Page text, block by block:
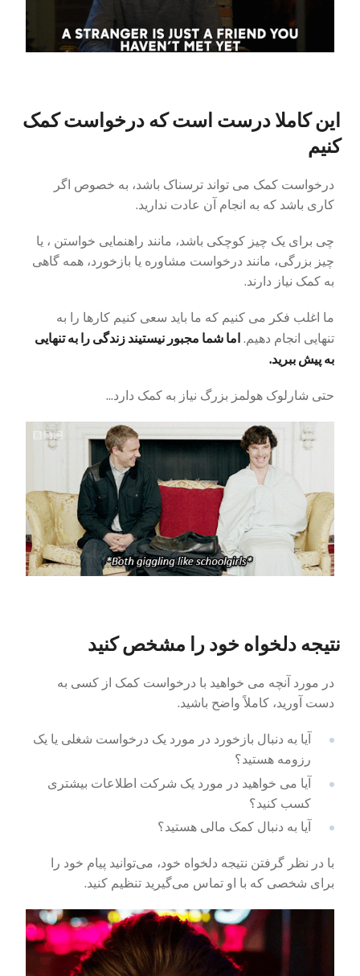
این کاملا درست است که درخواست کمک
کنیم
درخواست کمک می تواند ترسناک باشد، به خصوص اگر
کاری باشد که به انجام آن عادت ندارید.
چی برای یک چیز کوچکی باشد، مانند راهنمایی خواستن ، یا
چیز بزرگی، مانند درخواست مشاوره یا بازخورد، همه گاهی
به کمک نیاز دارند.
ما اغلب فکر می کنیم که ما باید سعی کنیم کارها را به
تنهایی انجام دهیم. اما شما مجبور نیستیند زندگی را به تنهایی
به پیش ببرید.
حتی شارلوک هولمز بزرگ نیاز به کمک دارد...
نتیجه دلخواه خود را مشخص کنید
در مورد آنچه می خواهید با درخواست کمک از کسی به
دست آورید، کاملاً واضح باشید.
آیا به دنبال بازخورد در مورد یک درخواست شغلی یا یک
رزومه هستید؟
آیا می خواهید در مورد یک شرکت اطلاعات بیشتری
کسب کنید؟
آیا به دنبال کمک مالی هستید؟
با در نظر گرفتن نتیجه دلخواه خود، می‌توانید پیام خود را
برای شخصی که با او تماس می‌گیرید تنظیم کنید.